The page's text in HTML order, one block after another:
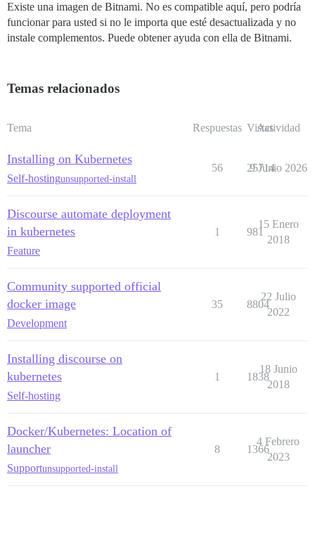
Existe una imagen de Bitnami. No es compatible aquí, pero podría
funcionar para usted si no le importa que esté desactualizada y no
instale complementos. Puede obtener ayuda con ella de Bitnami.
Temas relacionados
Tema Respuestas Vistas
Actividad
Installing on Kubernetes
Self-hostingunsupported-install
56 25714
9 Junio 2026
Discourse automate deployment
in kubernetes
Feature
1 981
15 Enero
2018
Community supported official
docker image
Development
35 8804
22 Julio
2022
Installing discourse on
kubernetes
Self-hosting
1 1838
18 Junio
2018
Docker/Kubernetes: Location of
launcher
Supportunsupported-install
8 1366
4 Febrero
2023